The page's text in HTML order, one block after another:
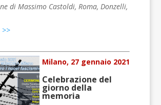
di Massimo Castoldi, Roma, Donzelli,
>>
Milano, 27 gennaio 2021
Celebrazione del
giorno della
memoria